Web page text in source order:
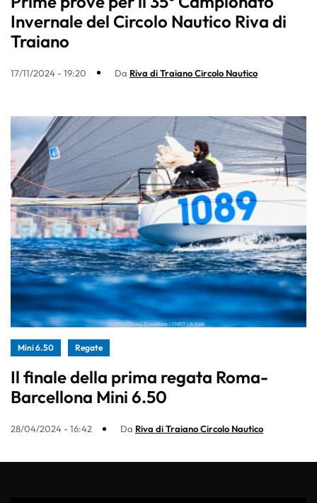
Invernale del Circolo Nautico Riva di
Traiano
17/11/2024 - 19:20 Da Riva di Traiano Circolo Nautico
Mini 6.50 Regate
Il finale della prima regata Roma-
Barcellona Mini 6.50
28/04/2024 - 16:42 Da Riva di Traiano Circolo Nautico